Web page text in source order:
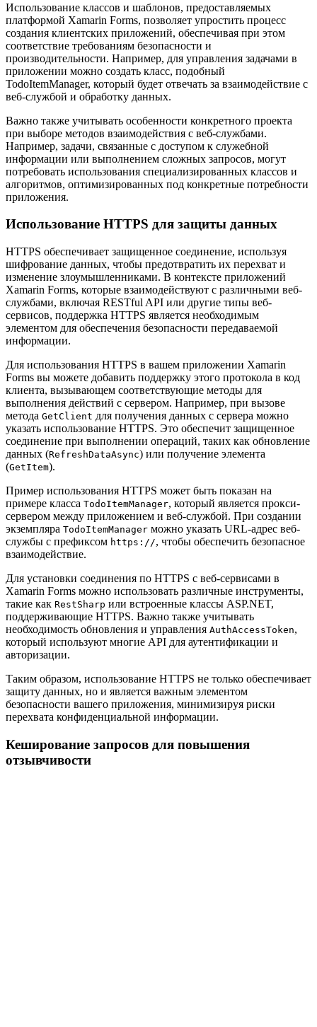
Использование классов и шаблонов, предоставляемых
платформой Xamarin Forms, позволяет упростить процесс
создания клиентских приложений, обеспечивая при этом
соответствие требованиям безопасности и
производительности. Например, для управления задачами в
приложении можно создать класс, подобный
TodoItemManager, который будет отвечать за взаимодействие с
веб-службой и обработку данных.
Важно также учитывать особенности конкретного проекта
при выборе методов взаимодействия с веб-службами.
Например, задачи, связанные с доступом к служебной
информации или выполнением сложных запросов, могут
потребовать использования специализированных классов и
алгоритмов, оптимизированных под конкретные потребности
приложения.
Использование HTTPS для защиты данных
HTTPS обеспечивает защищенное соединение, используя
шифрование данных, чтобы предотвратить их перехват и
изменение злоумышленниками. В контексте приложений
Xamarin Forms, которые взаимодействуют с различными веб-
службами, включая RESTful API или другие типы веб-
сервисов, поддержка HTTPS является необходимым
элементом для обеспечения безопасности передаваемой
информации.
Для использования HTTPS в вашем приложении Xamarin
Forms вы можете добавить поддержку этого протокола в код
клиента, вызывающем соответствующие методы для
выполнения действий с сервером. Например, при вызове
метода GetClient для получения данных с сервера можно
указать использование HTTPS. Это обеспечит защищенное
соединение при выполнении операций, таких как обновление
данных (RefreshDataAsync) или получение элемента
(GetItem).
Пример использования HTTPS может быть показан на
примере класса TodoItemManager, который является прокси-
сервером между приложением и веб-службой. При создании
экземпляра TodoItemManager можно указать URL-адрес веб-
службы с префиксом https://, чтобы обеспечить безопасное
взаимодействие.
Для установки соединения по HTTPS с веб-сервисами в
Xamarin Forms можно использовать различные инструменты,
такие как RestSharp или встроенные классы ASP.NET,
поддерживающие HTTPS. Важно также учитывать
необходимость обновления и управления AuthAccessToken,
который используют многие API для аутентификации и
авторизации.
Таким образом, использование HTTPS не только обеспечивает
защиту данных, но и является важным элементом
безопасности вашего приложения, минимизируя риски
перехвата конфиденциальной информации.
Кеширование запросов для повышения
отзывчивости